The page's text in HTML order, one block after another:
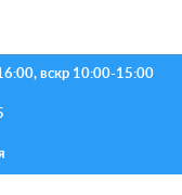
вскр 10:00-15:00